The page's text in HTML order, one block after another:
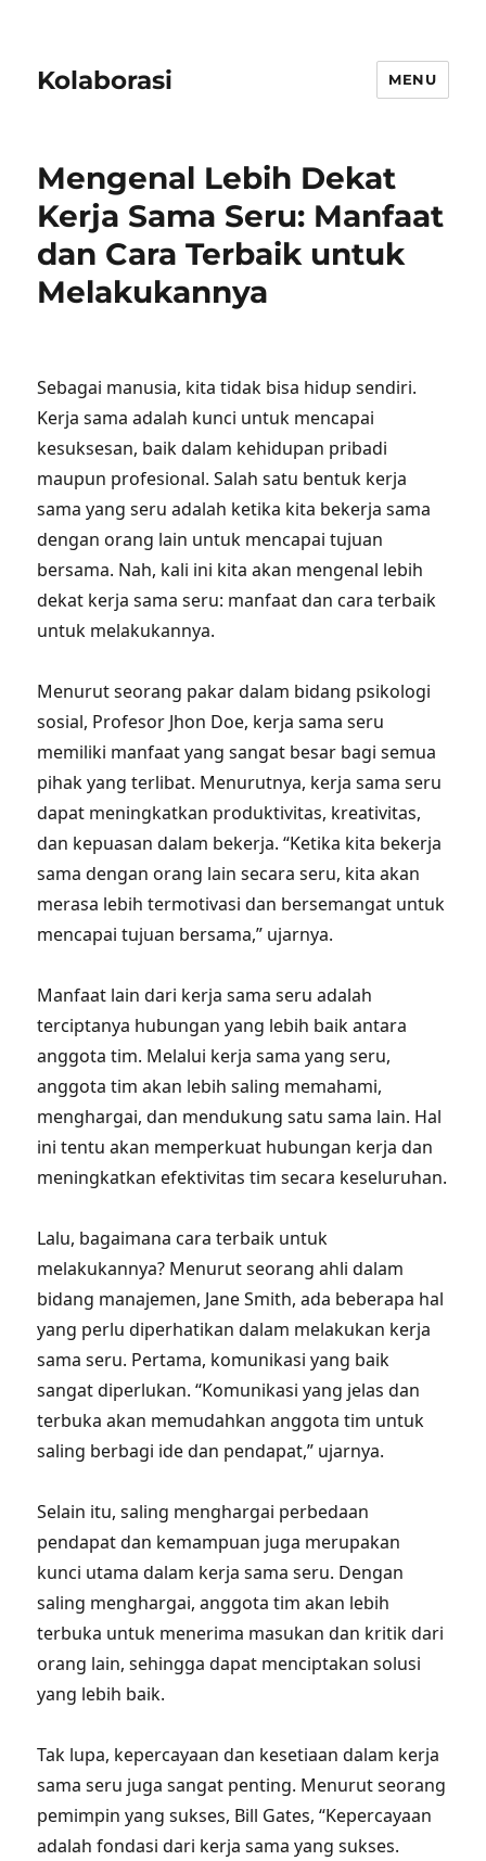
Kolaborasi MENU
Mengenal Lebih Dekat
Kerja Sama Seru: Manfaat
dan Cara Terbaik untuk
Melakukannya
Sebagai manusia, kita tidak bisa hidup sendiri.
Kerja sama adalah kunci untuk mencapai
kesuksesan, baik dalam kehidupan pribadi
maupun profesional. Salah satu bentuk kerja
sama yang seru adalah ketika kita bekerja sama
dengan orang lain untuk mencapai tujuan
bersama. Nah, kali ini kita akan mengenal lebih
dekat kerja sama seru: manfaat dan cara terbaik
untuk melakukannya.
Menurut seorang pakar dalam bidang psikologi
sosial, Profesor Jhon Doe, kerja sama seru
memiliki manfaat yang sangat besar bagi semua
pihak yang terlibat. Menurutnya, kerja sama seru
dapat meningkatkan produktivitas, kreativitas,
dan kepuasan dalam bekerja. “Ketika kita bekerja
sama dengan orang lain secara seru, kita akan
merasa lebih termotivasi dan bersemangat untuk
mencapai tujuan bersama,” ujarnya.
Manfaat lain dari kerja sama seru adalah
terciptanya hubungan yang lebih baik antara
anggota tim. Melalui kerja sama yang seru,
anggota tim akan lebih saling memahami,
menghargai, dan mendukung satu sama lain. Hal
ini tentu akan memperkuat hubungan kerja dan
meningkatkan efektivitas tim secara keseluruhan.
Lalu, bagaimana cara terbaik untuk
melakukannya? Menurut seorang ahli dalam
bidang manajemen, Jane Smith, ada beberapa hal
yang perlu diperhatikan dalam melakukan kerja
sama seru. Pertama, komunikasi yang baik
sangat diperlukan. “Komunikasi yang jelas dan
terbuka akan memudahkan anggota tim untuk
saling berbagi ide dan pendapat,” ujarnya.
Selain itu, saling menghargai perbedaan
pendapat dan kemampuan juga merupakan
kunci utama dalam kerja sama seru. Dengan
saling menghargai, anggota tim akan lebih
terbuka untuk menerima masukan dan kritik dari
orang lain, sehingga dapat menciptakan solusi
yang lebih baik.
Tak lupa, kepercayaan dan kesetiaan dalam kerja
sama seru juga sangat penting. Menurut seorang
pemimpin yang sukses, Bill Gates, “Kepercayaan
adalah fondasi dari kerja sama yang sukses.